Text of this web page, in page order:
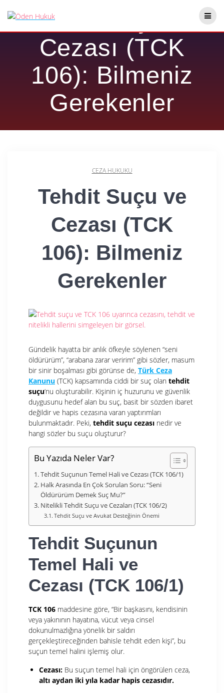
Tehdit Suçu ve
Cezası (TCK
106): Bilmeniz
Gerekenler
CEZA HUKUKU
Tehdit Suçu ve
Cezası (TCK
106): Bilmeniz
Gerekenler
Gündelik hayatta bir anlık öfkeyle söylenen “seni
öldürürüm”, “arabana zarar veririm” gibi sözler, masum
bir sinir boşalması gibi görünse de, Türk Ceza
Kanunu (TCK) kapsamında ciddi bir suç olan tehdit
suçu‘nu oluşturabilir. Kişinin iç huzurunu ve güvenlik
duygusunu hedef alan bu suç, basit bir sözden ibaret
değildir ve hapis cezasına varan yaptırımları
bulunmaktadır. Peki, tehdit suçu cezası nedir ve
hangi sözler bu suçu oluşturur?
Bu Yazıda Neler Var?
Tehdit Suçunun Temel Hali ve Cezası (TCK 106/1)
Halk Arasında En Çok Sorulan Soru: “Seni
Öldürürüm Demek Suç Mu?”
Nitelikli Tehdit Suçu ve Cezaları (TCK 106/2)
Tehdit Suçu ve Avukat Desteğinin Önemi
Tehdit Suçunun
Temel Hali ve
Cezası (TCK 106/1)
TCK 106 maddesine göre, “Bir başkasını, kendisinin
veya yakınının hayatına, vücut veya cinsel
dokunulmazlığına yönelik bir saldırı
gerçekleştireceğinden bahisle tehdit eden kişi”, bu
suçun temel halini işlemiş olur.
Cezası: Bu suçun temel hali için öngörülen ceza,
altı aydan iki yıla kadar hapis cezasıdır.